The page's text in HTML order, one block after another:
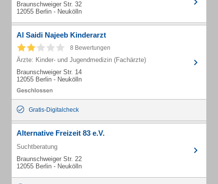
Braunschweiger Str. 32
12055 Berlin - Neukölln
Al Saidi Najeeb Kinderarzt
8 Bewertungen
Ärzte: Kinder- und Jugendmedizin (Fachärzte)
Braunschweiger Str. 14
12055 Berlin - Neukölln
Gratis-Digitalcheck
Alternative Freizeit 83 e.V.
Suchtberatung
Braunschweiger Str. 22
12055 Berlin - Neukölln